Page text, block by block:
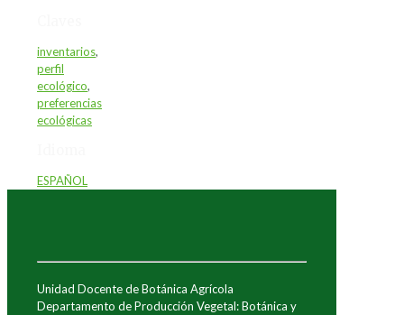
inventarios,
perfil
ecológico,
preferencias
ecológicas
ESPAÑOL
Unidad Docente de Botánica Agrícola
Departamento de Producción Vegetal: Botánica y